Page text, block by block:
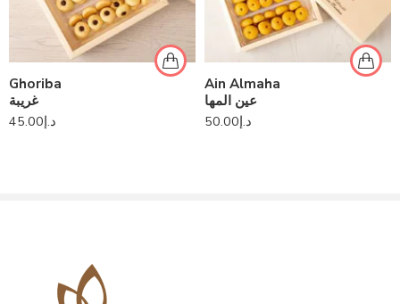
Ghoriba
غريبة
د.إ45.00
Ain Almaha
عين المها
د.إ50.00